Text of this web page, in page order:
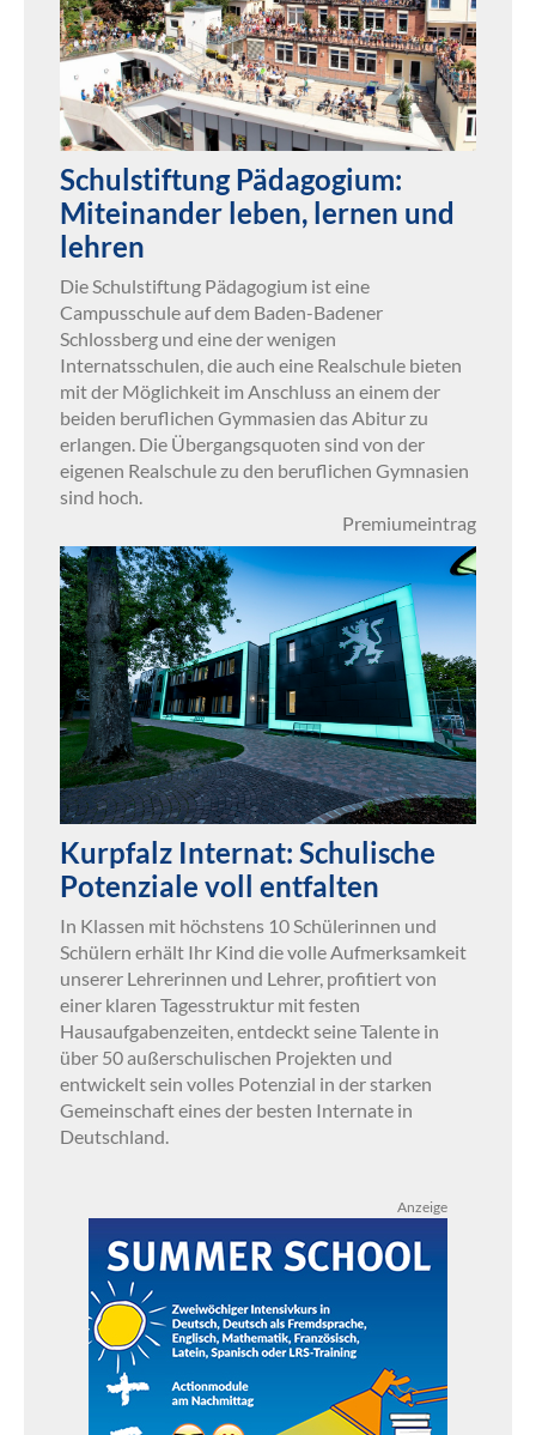
Schulstiftung Pädagogium:
Miteinander leben, lernen und
lehren
Die Schulstiftung Pädagogium ist eine
Campusschule auf dem Baden-Badener
Schlossberg und eine der wenigen
Internatsschulen, die auch eine Realschule bieten
mit der Möglichkeit im Anschluss an einem der
beiden beruflichen Gymmasien das Abitur zu
erlangen. Die Übergangsquoten sind von der
eigenen Realschule zu den beruflichen Gymnasien
sind hoch.
Premiumeintrag
Kurpfalz Internat: Schulische
Potenziale voll entfalten
In Klassen mit höchstens 10 Schülerinnen und
Schülern erhält Ihr Kind die volle Aufmerksamkeit
unserer Lehrerinnen und Lehrer, profitiert von
einer klaren Tagesstruktur mit festen
Hausaufgabenzeiten, entdeckt seine Talente in
über 50 außerschulischen Projekten und
entwickelt sein volles Potenzial in der starken
Gemeinschaft eines der besten Internate in
Deutschland.
Anzeige